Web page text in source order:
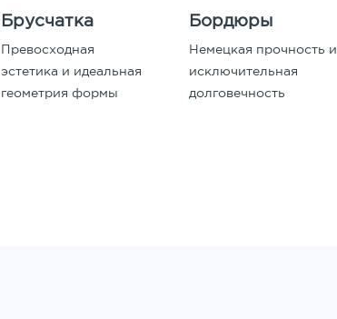
Брусчатка
Превосходная
эстетика и идеальная
геометрия формы
Бордюры
Немецкая прочность и
исключительная
долговечность